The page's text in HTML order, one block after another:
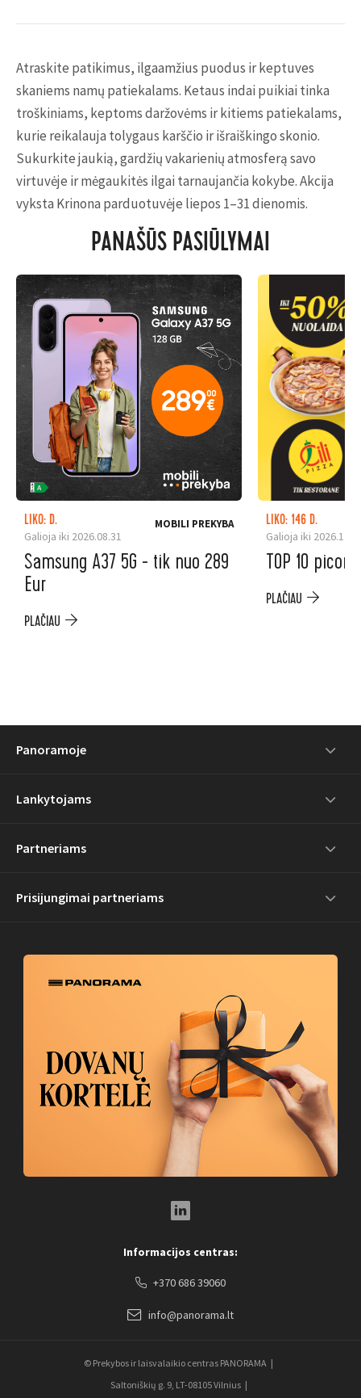
Atraskite patikimus, ilgaamžius puodus ir keptuves
skaniems namų patiekalams. Ketaus indai puikiai tinka
troškiniams, keptoms daržovėms ir kitiems patiekalams,
kurie reikalauja tolygaus karščio ir išraiškingo skonio.
Sukurkite jaukią, gardžių vakarienių atmosferą savo
virtuvėje ir mėgaukitės ilgai tarnaujančia kokybe. Akcija
vyksta Krinona parduotuvėje liepos 1–31 dienomis.
PANAŠŪS PASIŪLYMAI
LIKO: D.
Galioja iki 2026.08.31
MOBILI PREKYBA
Samsung A37 5G - tik nuo 289
Eur
PLAČIAU
LIKO: 146 D.
Galioja iki
TOP 10
PLAČIAU
Panoramoje
Lankytojams
Partneriams
Prisijungimai partneriams
Informacijos centras:
+370 686 39060
info@panorama.lt
© Prekybos ir laisvalaikio centras PANORAMA
Saltoniškių g. 9, LT-08105 Vilnius